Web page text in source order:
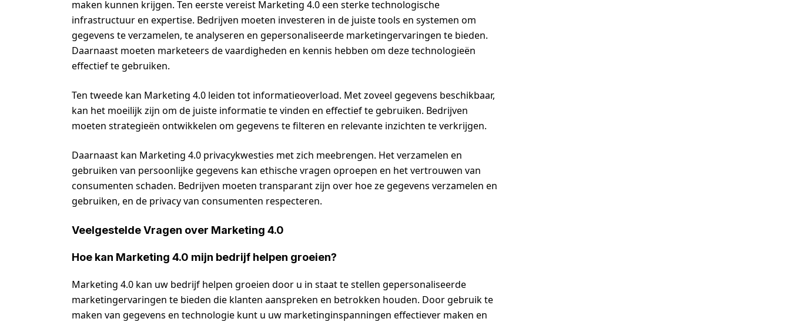
maken kunnen krijgen. Ten eerste vereist Marketing 4.0 een sterke technologische
infrastructuur en expertise. Bedrijven moeten investeren in de juiste tools en systemen om
gegevens te verzamelen, te analyseren en gepersonaliseerde marketingervaringen te bieden.
Daarnaast moeten marketeers de vaardigheden en kennis hebben om deze technologieën
effectief te gebruiken.
Ten tweede kan Marketing 4.0 leiden tot informatieoverload. Met zoveel gegevens beschikbaar,
kan het moeilijk zijn om de juiste informatie te vinden en effectief te gebruiken. Bedrijven
moeten strategieën ontwikkelen om gegevens te filteren en relevante inzichten te verkrijgen.
Daarnaast kan Marketing 4.0 privacykwesties met zich meebrengen. Het verzamelen en
gebruiken van persoonlijke gegevens kan ethische vragen oproepen en het vertrouwen van
consumenten schaden. Bedrijven moeten transparant zijn over hoe ze gegevens verzamelen en
gebruiken, en de privacy van consumenten respecteren.
Veelgestelde Vragen over Marketing 4.0
Hoe kan Marketing 4.0 mijn bedrijf helpen groeien?
Marketing 4.0 kan uw bedrijf helpen groeien door u in staat te stellen gepersonaliseerde
marketingervaringen te bieden die klanten aanspreken en betrokken houden. Door gebruik te
maken van gegevens en technologie kunt u uw marketinginspanningen effectiever maken en